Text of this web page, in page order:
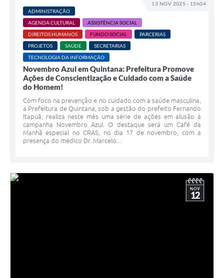
13 NOV 2025 - 15h04
ADMINISTRAÇÃO
AGENDA CULTURAL
ASSISTÊNCIA SOCIAL
DIREITOS HUMANOS
FUNDO SOCIAL
PARCERIAS
PROJETOS
SAÚDE
SECRETARIAS
TECNOLOGIA DA INFORMAÇÃO
Novembro Azul em Quintana: Prefeitura Promove
Ações de Conscientização e Cuidado com a Saúde
do Homem!
Com foco na prevenção e no cuidado com a saúde masculina,
a Prefeitura de Quintana, sob a gestão do prefeito Fernando
Itapuã, realiza neste mês uma série de ações em alusão à
campanha Novembro Azul. O destaque será um Café da
Manhã especial no CRAS, no dia 17 de novembro, com a
presença do médico Dr. Marcelo...
NOV
12